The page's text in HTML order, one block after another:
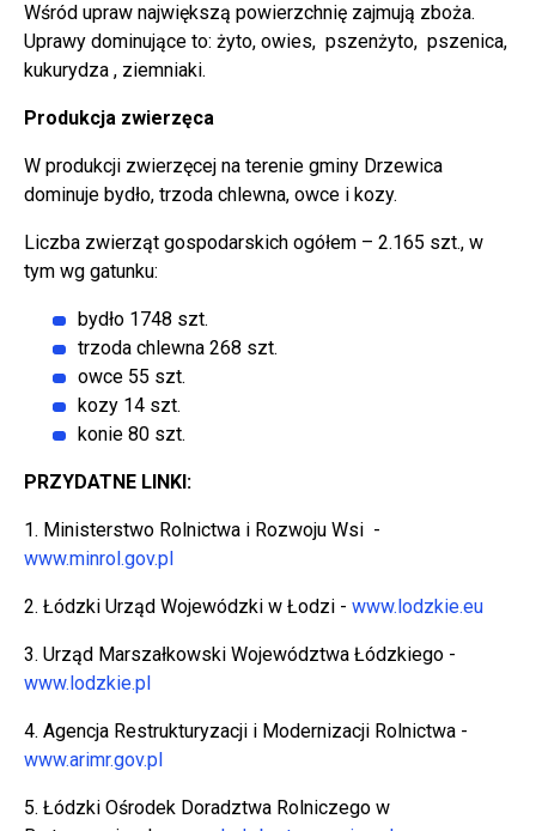
Wśród upraw największą powierzchnię zajmują zboża.
Uprawy dominujące to: żyto, owies, pszenżyto, pszenica,
kukurydza , ziemniaki.
Produkcja zwierzęca
W produkcji zwierzęcej na terenie gminy Drzewica
dominuje bydło, trzoda chlewna, owce i kozy.
Liczba zwierząt gospodarskich ogółem – 2.165 szt., w
tym wg gatunku:
bydło 1748 szt.
trzoda chlewna 268 szt.
owce 55 szt.
kozy 14 szt.
konie 80 szt.
PRZYDATNE LINKI:
1. Ministerstwo Rolnictwa i Rozwoju Wsi -
www.minrol.gov.pl
2. Łódzki Urząd Wojewódzki w Łodzi - www.lodzkie.eu
3. Urząd Marszałkowski Województwa Łódzkiego -
www.lodzkie.pl
4. Agencja Restrukturyzacji i Modernizacji Rolnictwa -
www.arimr.gov.pl
5. Łódzki Ośrodek Doradztwa Rolniczego w